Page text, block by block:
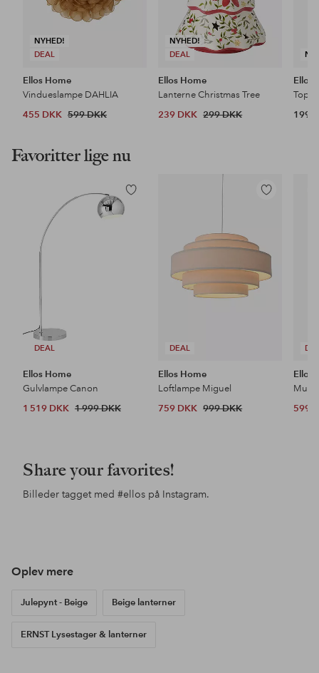
NYHED!
DEAL
Ellos Home
Vindueslampe DAHLIA
455 DKK 599 DKK
NYHED!
DEAL
Ellos Home
Lanterne Christmas Tree
239 DKK 299 DKK
Ellos
199
Favoritter lige nu
DEAL
Tilføj
til
Ellos Home
Gulvlampe Canon
1 519 DKK 1 999 DKK
DEAL
Tilføj
Ellos Home
Loftlampe Miguel
759 DKK 999 DKK
Ellos
599
Share your favorites!
Billeder tagget med #ellos på Instagram.
Oplev mere
Julepynt - Beige Beige lanterner
ERNST Lysestager & lanterner